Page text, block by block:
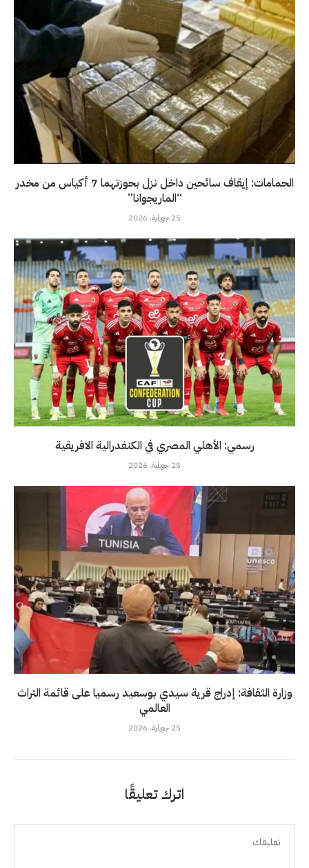
الحمامات: إيقاف سائحين داخل نزل بحوزتهما 7 أكياس من مخدر
“الماريجوانا”
25 جويلية، 2026
رسمي: الأهلي المصري في الكنفدرالية الافريقية
25 جويلية، 2026
وزارة الثقافة: إدراج قرية سيدي بوسعيد رسميا على قائمة التراث
العالمي
25 جويلية، 2026
اترك تعليقًا